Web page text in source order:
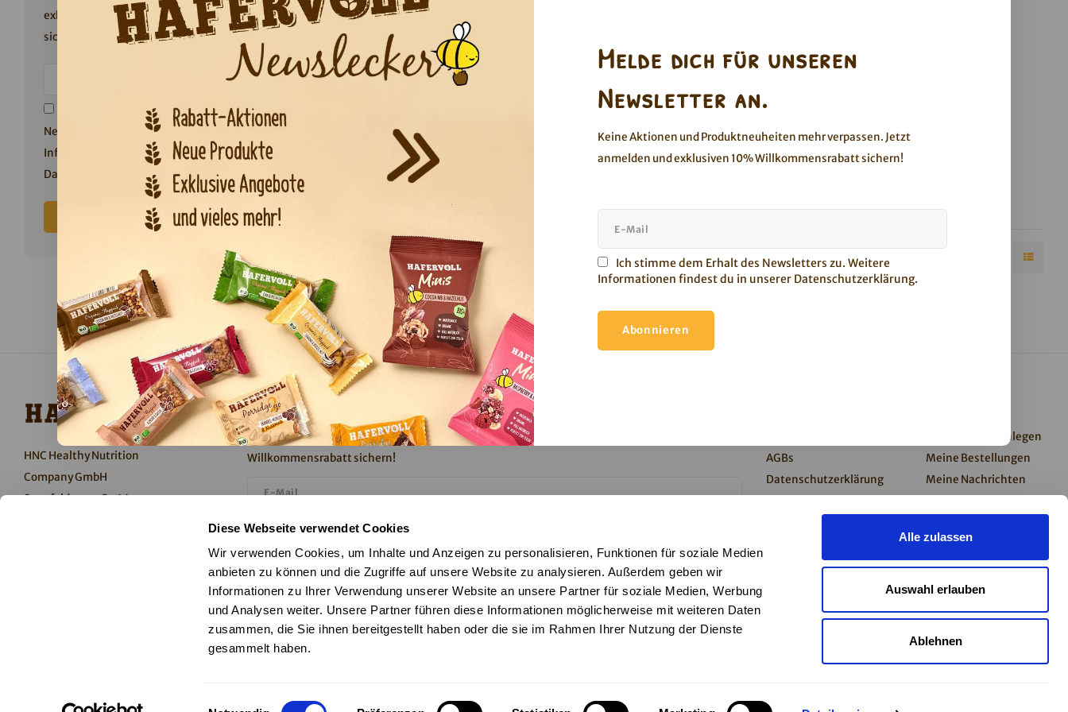
Melde dich für unseren
Newsletter an.
Keine Aktionen und Produktneuheiten mehr verpassen. Jetzt
anmelden und exklusiven 10% Willkommensrabatt sichern!
Ich stimme dem Erhalt des Newsletters zu. Weitere
Informationen findest du in unserer Datenschutzerklärung.
Abonnieren
Diese Webseite verwendet Cookies
Wir verwenden Cookies, um Inhalte und Anzeigen zu personalisieren, Funktionen für soziale Medien
anbieten zu können und die Zugriffe auf unsere Website zu analysieren. Außerdem geben wir
Informationen zu Ihrer Verwendung unserer Website an unsere Partner für soziale Medien, Werbung
und Analysen weiter. Unsere Partner führen diese Informationen möglicherweise mit weiteren Daten
zusammen, die Sie ihnen bereitgestellt haben oder die sie im Rahmen Ihrer Nutzung der Dienste
gesammelt haben.
Einwilligungsauswahl
Alle zulassen
Auswahl erlauben
Ablehnen
exklusiven 10% Willkommensrabatt
sichern!
Ich stimme dem Erhalt des
Newsletters zu. Weitere
Informationen finden Sie in unserer
Datenschutzerklärung
Haselnuss Porridge2go
Hinweis: Dieses Produkt ist mindestens
haltbar bis zum 15.10.2026
Zartes Nussmus und knackige
Mandel-Kokos Porridge2go
Hinweis: Dieses Produkt ist mindestens
haltbar bis zum 01.10.2026
Kokosnusschips
Am meisten angesehen
HNC Healthy Nutrition
Company GmbH
Senefelderstraße 44
Newsletter
Keine Aktionen und Produktneuheiten mehr verpassen. Jetzt anmelden und exklusiven 10%
Willkommensrabatt sichern!
Ich stimme dem Erhalt des Newsletters zu. Weitere Informationen findest du in unserer
Datenschutzerklärung
Abonnieren
Folge uns
AGBs
Datenschutzerklärung
Newsletter
Kundenkonto anlegen
Meine Bestellungen
Meine Nachrichten